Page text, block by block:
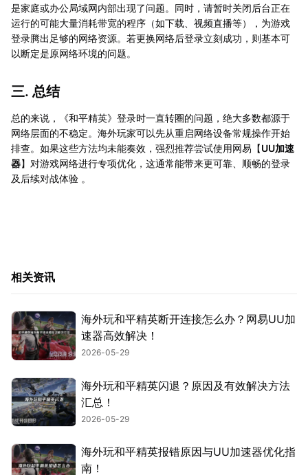
是家庭或办公局域网内部出现了问题。同时，请暂时关闭后台正在
运行的可能大量消耗带宽的程序（如下载、视频直播等），为游戏
登录腾出足够的网络资源。若更换网络后登录立刻成功，则基本可
以断定是原网络环境的问题。
三. 总结
总的来说，《和平精英》登录时一直转圈的问题，绝大多数都源于
网络层面的不稳定。海外玩家可以先从重启网络设备常规操作开始
排查。如果这些方法均未能奏效，强烈推荐尝试使用网易【UU加速
器】对游戏网络进行专项优化，这通常能带来更可靠、顺畅的登录
及后续对战体验 。
相关资讯
海外玩和平精英断开连接怎么办？网易UU加
速器高效解决！
2026-05-29
海外玩和平精英闪退？原因及有效解决方法
汇总！
2026-05-29
海外玩和平精英报错原因与UU加速器优化指
南！